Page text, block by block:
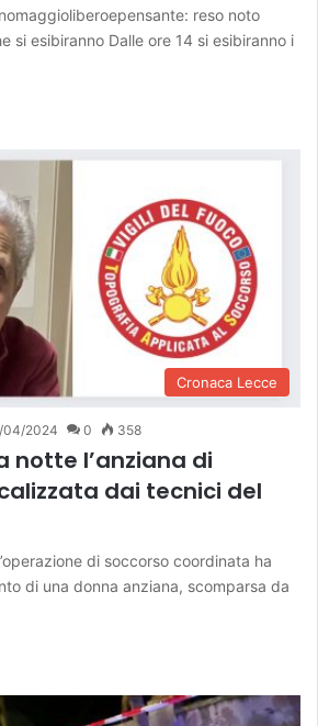
reso noto
si esibiranno Dalle ore 14 si esibiranno i
Cronaca Lecce
04/2024 0 358
notte l’anziana di
dai tecnici del
di soccorso coordinata ha
di una donna anziana, scomparsa da